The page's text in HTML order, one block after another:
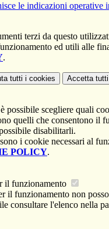
le indicazioni operative
terzi da questo
ed utili alle
.
tutti i cookies Accetta tutti
possibile scegliere quali
quelli che consentono il
disabilitarli.
i cookie necessari al
POLICY.
il funzionamento
il funzionamento non
consultare l'elenco nella